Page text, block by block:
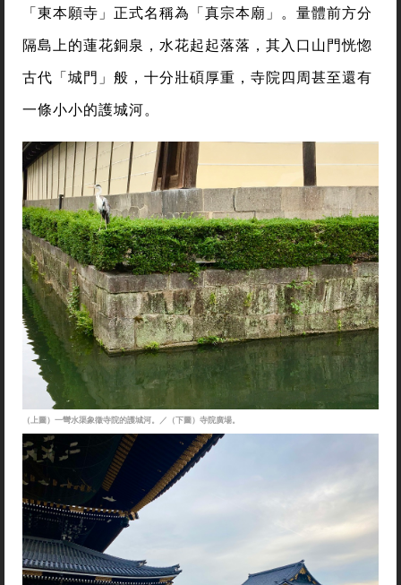
「東本願寺」正式名稱為「真宗本廟」。量體前方分
隔島上的蓮花銅泉，水花起起落落，其入口山門恍惚
古代「城門」般，十分壯碩厚重，寺院四周甚至還有
一條小小的護城河。
（上圖）一彎水渠象徵寺院的護城河。／（下圖）寺院廣場。